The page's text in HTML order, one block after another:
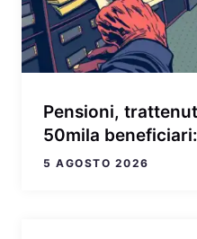
Pensioni,
50mila
5 AGOSTO 2026